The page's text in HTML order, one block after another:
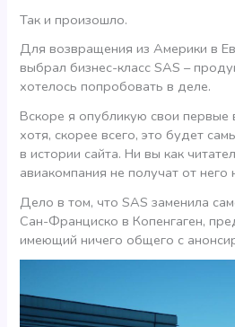
Так и произошло.
Для возвращения из Америки в
выбрал бизнес-класс SAS –
хотелось попробовать в деле.
Вскоре я опубликую свои первые
хотя, скорее всего, это будет
в истории сайта. Ни вы как
авиакомпания не получат от него
Дело в том, что SAS заменила
Сан-Франциско в Копенгаген,
имеющий ничего общего с